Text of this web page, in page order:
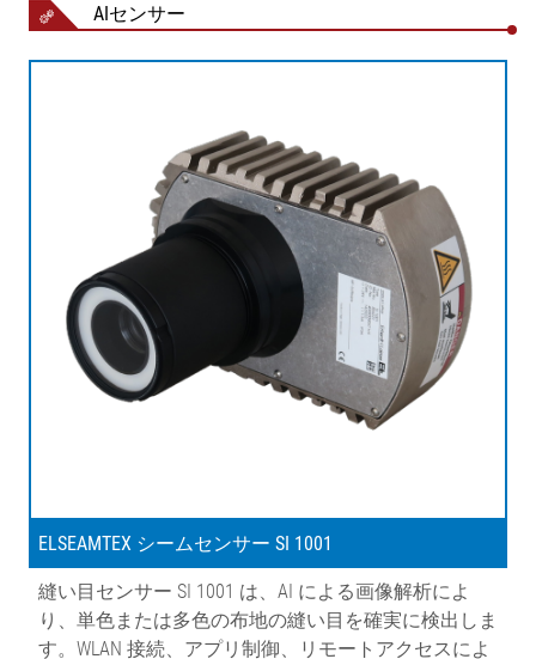
AIセンサー
ELSEAMTEX シームセンサー SI 1001
縫い目センサー SI 1001 は、AI による画像解析によ
り、単色または多色の布地の縫い目を確実に検出しま
す。WLAN 接続、アプリ制御、リモートアクセスによ